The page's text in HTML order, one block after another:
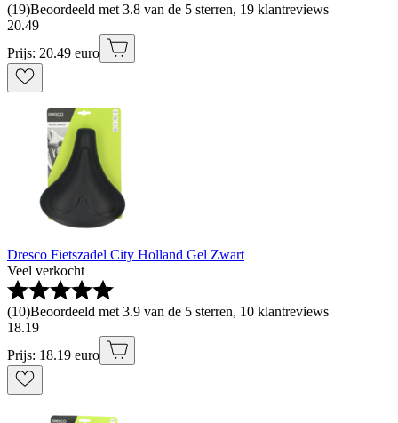
(19)Beoordeeld met 3.8 van de 5 sterren, 19 klantreviews
20.49
Prijs: 20.49 euro
Dresco Fietszadel City Holland Gel Zwart
Veel verkocht
(10)Beoordeeld met 3.9 van de 5 sterren, 10 klantreviews
18.19
Prijs: 18.19 euro